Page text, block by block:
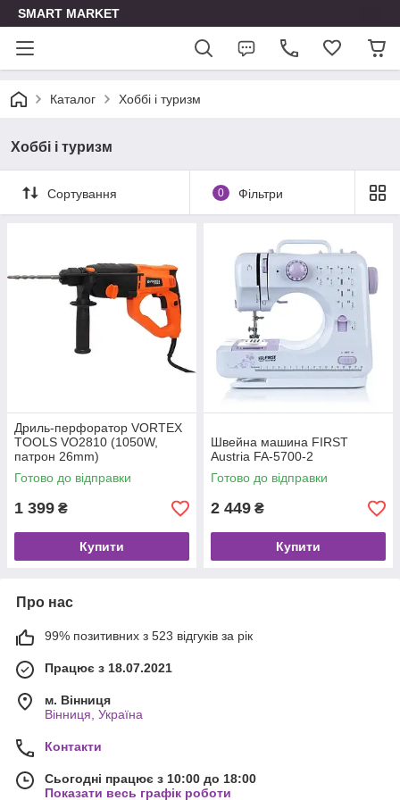
SMART MARKET
Каталог Хоббі і туризм
Хоббі і туризм
Сортування 0 Фільтри
Дриль-перфоратор VORTEX
TOOLS VO2810 (1050W,
патрон 26mm)
Готово до відправки
1 399 ₴
Купити
Швейна машина FIRST
Austria FA-5700-2
Готово до відправки
2 449 ₴
Купити
Про нас
99% позитивних з 523 відгуків за рік
Працює з 18.07.2021
м. Вінниця
Вінниця, Україна
Контакти
Сьогодні працює з 10:00 до 18:00
Показати весь графік роботи